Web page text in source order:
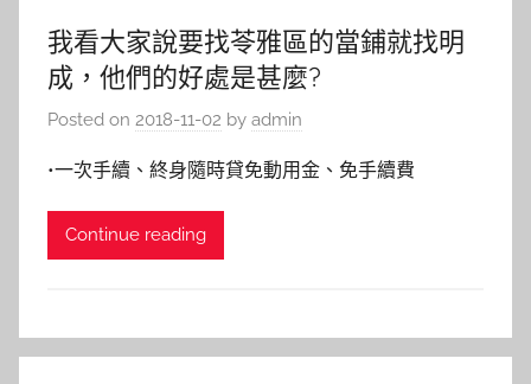
我看大家說要找苓雅區的當鋪就找明
成，他們的好處是甚麼?
Posted on 2018-11-02 by admin
•一次手續、終身隨時貸免動用金、免手續費
Continue reading